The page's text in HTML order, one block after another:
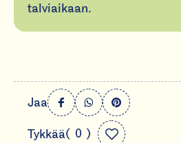
talviaikaan.
JaaS
h
a
TykkääL 0